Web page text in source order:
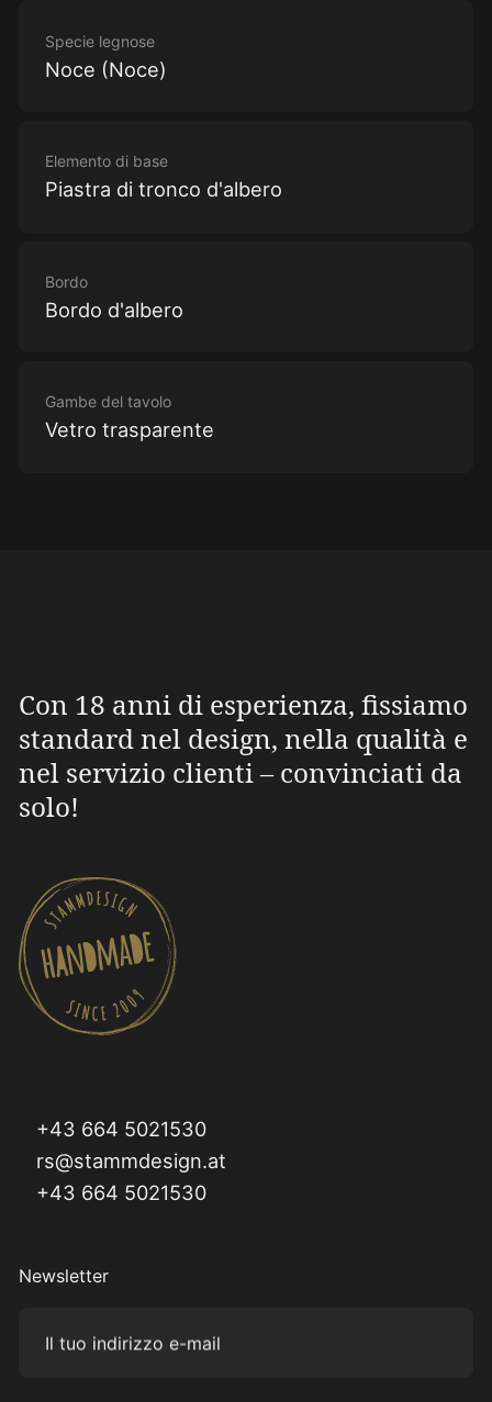
Specie legnose
Noce (Noce)
Elemento di base
Piastra di tronco d'albero
Bordo
Bordo d'albero
Gambe del tavolo
Vetro trasparente
Con 18 anni di esperienza, fissiamo
standard nel design, nella qualità e
nel servizio clienti – convinciati da
solo!
+43 664 5021530
rs@stammdesign.at
+43 664 5021530
Newsletter
Il tuo indirizzo e-mail